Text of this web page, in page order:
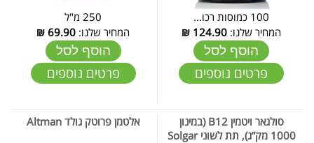
100 כמוסות רכו...
המחיר שלנו: 124.90
₪
הוסף לסל
פרטים נוספים
250 מ"ל
המחיר שלנו: 69.90
₪
הוסף לסל
פרטים נוספים
סולגאר ויטמין B12 (במינון
1000 מק”ג), תת לשוני Solgar
אלטמן פרוטק גולד Altman